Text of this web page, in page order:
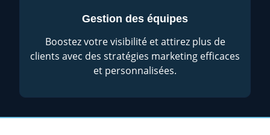
Gestion des équipes
Boostez votre visibilité et attirez plus de
clients avec des stratégies marketing efficaces
et personnalisées.